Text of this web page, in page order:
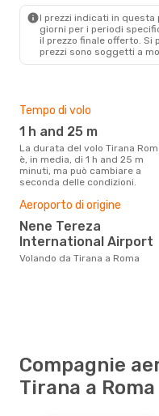
I prezzi indicati in
giorni per i periodi
il ​​prezzo finale offerto. Si
prezzi sono soggetti a
Tempo di volo
1 h and 25 m
La durata del volo Tirana Roma
è, in media, di 1 h and 25 m
minuti, ma può cambiare a
seconda delle condizioni.
Aeroporto di origine
Nene Tereza
International Airport
Volando da Tirana a Roma
Compagnie
Tirana a Roma